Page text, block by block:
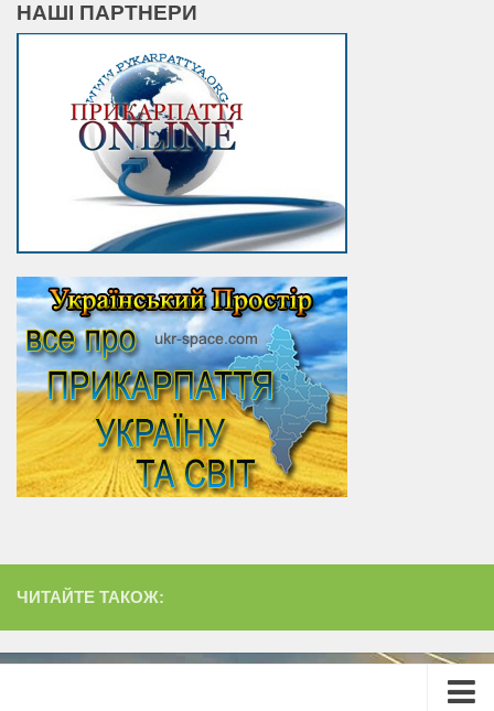
НАШІ ПАРТНЕРИ
ЧИТАЙТЕ ТАКОЖ: